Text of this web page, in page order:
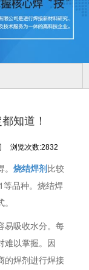
知道！
浏览次数:2832
。烧结焊剂比较
等品种。烧结焊
易吸收水分。每
难以掌握。因
的焊剂进行焊接